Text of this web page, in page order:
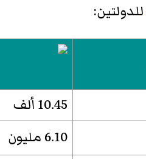
للدولتين:
10.45 ألف
6.10 مليون